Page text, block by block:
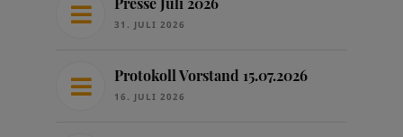
31. JULI 2026
Protokoll Vorstand 15.07.2026
16. JULI 2026